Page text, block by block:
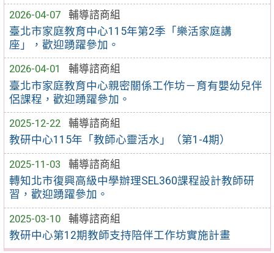
2026-04-07
輔導諮商組
臺北市家庭教育中心115年第2季「樂活家庭講
座」，歡迎踴躍參加。
2026-04-01
輔導諮商組
臺北市家庭教育中心親密關係工作坊－育有嬰幼兒伴
侶課程，歡迎踴躍參加。
2025-12-22
輔導諮商組
教研中心115年「教師心靈活水」（第1-4期）
2025-11-03
輔導諮商組
轉知北市復興高級中學辦理SEL360課程設計教師研
習，歡迎踴躍參加。
2025-03-10
輔導諮商組
教研中心第12期教師支持陪伴工作坊實施計畫